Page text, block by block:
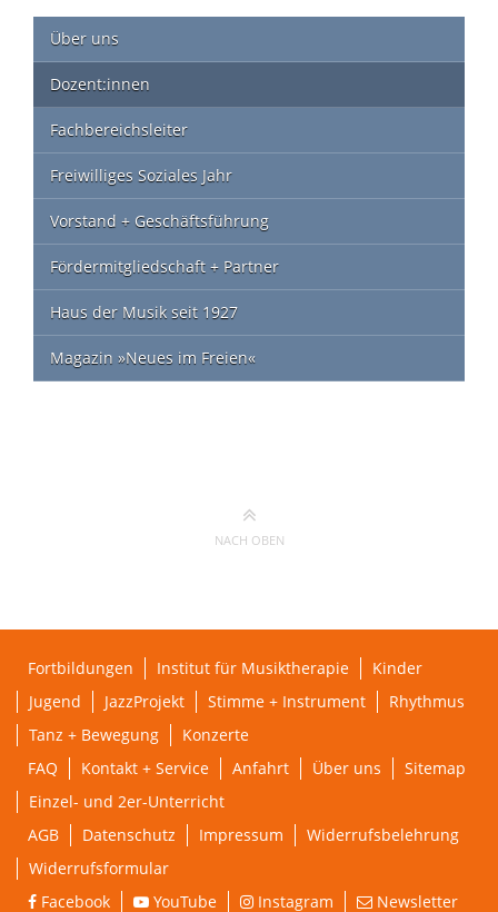
Über uns
Dozent:innen
Fachbereichsleiter
Freiwilliges Soziales Jahr
Vorstand + Geschäftsführung
Fördermitgliedschaft + Partner
Haus der Musik seit 1927
Magazin »Neues im Freien«
NACH OBEN
Fortbildungen Institut für Musiktherapie
Kinder
Jugend
JazzProjekt Stimme + Instrument
Rhythmus
Tanz + Bewegung
Konzerte
FAQ
Kontakt + Service Anfahrt Über uns
Sitemap
Einzel- und 2er-Unterricht
AGB
Datenschutz Impressum
Widerrufsbelehrung
Widerrufsformular
Facebook
YouTube Instagram Newsletter